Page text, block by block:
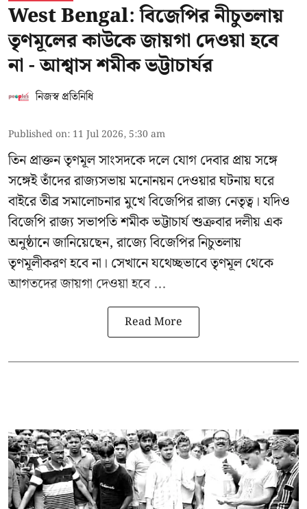
West Bengal: বিজেপির নীচুতলায়
তৃণমূলের কাউকে জায়গা দেওয়া হবে
না - আশ্বাস শমীক ভট্টাচার্যর
নিজস্ব প্রতিনিধি
Published on: 11 Jul 2026, 5:30 am
তিন প্রাক্তন তৃণমূল সাংসদকে দলে যোগ দেবার প্রায় সঙ্গে
সঙ্গেই তাঁদের রাজ্যসভায় মনোনয়ন দেওয়ার ঘটনায় ঘরে
বাইরে তীব্র সমালোচনার মুখে বিজেপির রাজ্য নেতৃত্ব। যদিও
বিজেপি রাজ্য সভাপতি শমীক ভট্টাচার্যশুক্রবার দলীয় এক
অনুষ্ঠানে জানিয়েছেন, রাজ্যে বিজেপির নিচুতলায়
তৃণমূলীকরণ হবে না। সেখানে যথেচ্ছভাবে তৃণমূল থেকে
আগতদের জায়গা দেওয়া হবে ...
Read More